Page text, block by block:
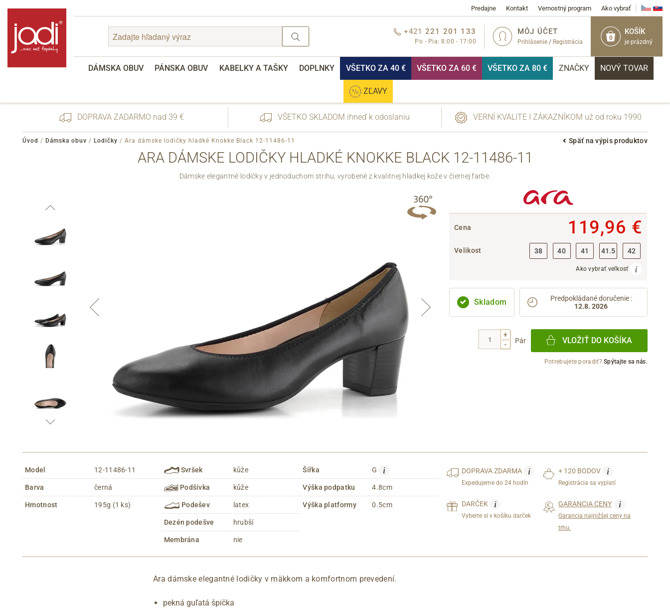
Predajne Kontakt Vernostný program Ako vybrať
0
KOŠÍK
je prázdný
MÔJ ÚČET
Prihlásenie / Registrácia
+421 221 201 133
Po - Pia: 8:00 - 17:00
DÁMSKA OBUV PÁNSKA OBUV KABELKY A TAŠKY DOPLNKY VŠETKO ZA 40 € VŠETKO ZA 60 € VŠETKO ZA 80 € ZNAČKY NOVÝ TOVAR
ZĽAVY
DOPRAVA ZADARMO nad 39 € VŠETKO SKLADOM ihneď k odoslaniu VERNÍ KVALITE I ZÁKAZNÍKOM už od roku 1990
Späť na výpis produktov
Úvod / Dámska obuv / Lodičky / Ara dámske lodičky hladké Knokke Black 12-11486-11
ARA DÁMSKE LODIČKY HLADKÉ KNOKKE BLACK 12-11486-11
Dámske elegantné lodičky v jednoduchom strihu, vyrobené z kvalitnej hladkej kože v čiernej farbe.
Cena 119,96 €
Velikost 38 40 41 41.5 42
Ako vybrať veľkosť
Skladom Predpokládané doručenie :
12.8. 2026
+
-
Pár VLOŽIŤ DO KOŠÍKA
Potrebujete poradiť?Spýtajte sa nás.
Model 12-11486-11
Barva černá
Hmotnost 195g (1 ks)
Svršek kůže
Podšívka kůže
Podešev latex
Dezén podešve hrubší
Membrána nie
Šířka G i
Výška podpatku 4.8cm
Výška platformy 0.5cm
DOPRAVAZDARMA i
Expedujeme do 24 hodín
+ 120 BODOV i
Registrácia sa vyplatí
DARČEK i
Vyberte si v košíku darček
GARANCIA CENY i
Garancia najnižšej ceny na
trhu.
Ara dámske elegantné lodičky v mäkkom a komfortnom prevedení.
pekná guľatá špička